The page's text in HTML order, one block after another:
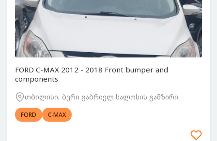
FORD C-MAX 2012 - 2018 Front bumper and
components
თბილისი, ბერი გაბრიელ სალოსის გამზირი
FORD C-MAX